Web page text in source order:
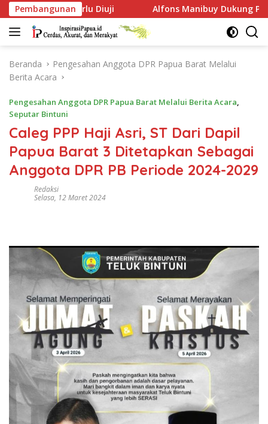
Langsung
ke
konten
Pembangunan
Diuji Alfons Manibuy Dukung Pembukaan Akses
Beranda
Pengesahan Anggota DPR Papua Barat Melalui
Berita Acara
Pengesahan Anggota DPR Papua Barat Melalui Berita Acara,
Seputar Bintuni
Caleg PPP Haji Asri, ST Dari Dapil
Papua Barat 3 Ditetapkan Sebagai
Anggota DPR PB Periode 2024-2029
Redaksi
Selasa, 12 Maret 2024